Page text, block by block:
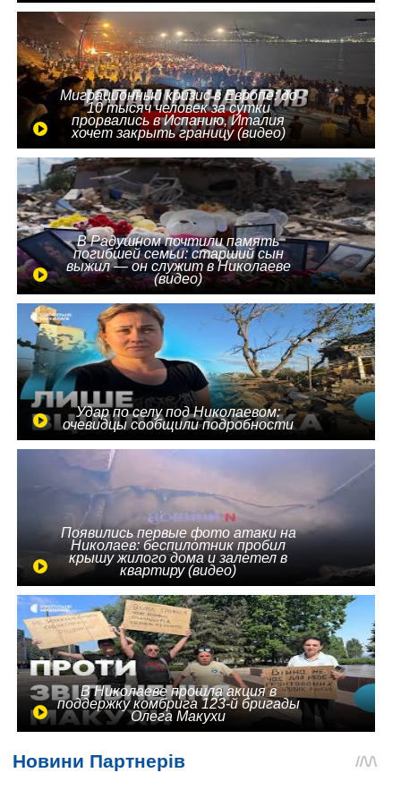
Миграционный кризис в Европе: до
10 тысяч человек за сутки
прорвались в Испанию, Италия
хочет закрыть границу (видео)
В Радушном почтили память
погибшей семьи: старший сын
выжил — он служит в Николаеве
(видео)
Удар по селу под Николаевом:
очевидцы сообщили подробности
Появились первые фото атаки на
Николаев: беспилотник пробил
крышу жилого дома и залетел в
квартиру (видео)
В Николаеве прошла акция в
поддержку комбрига 123-й бригады
Олега Макухи